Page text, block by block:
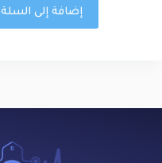
إضافة إلى السلة